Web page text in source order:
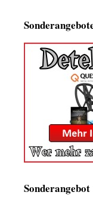
Sonderangebot